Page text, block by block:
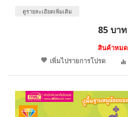
ดูรายละเอียดเพิ่มเติม
85 บาท
สินค้าหมด
เพิ่มไปรายการโปรด